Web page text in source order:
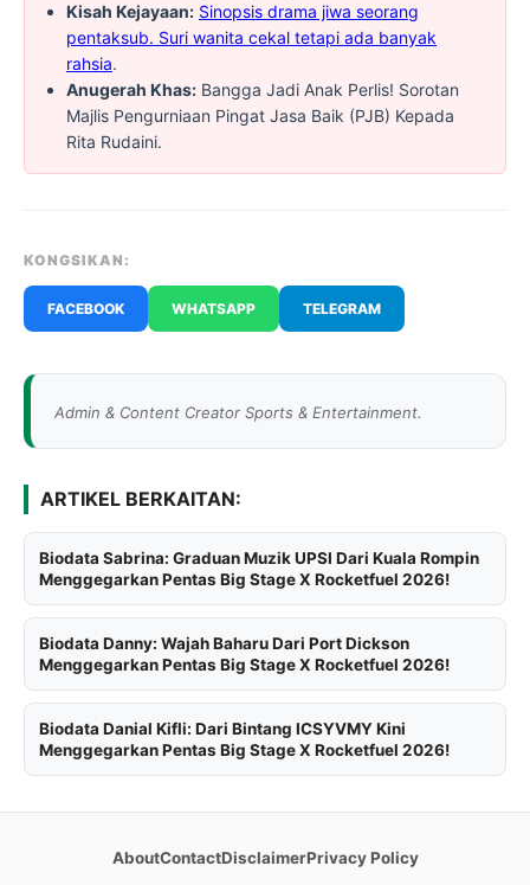
Kisah Kejayaan: Sinopsis drama jiwa seorang
pentaksub. Suri wanita cekal tetapi ada banyak
rahsia.
Anugerah Khas: Bangga Jadi Anak Perlis! Sorotan
Majlis Pengurniaan Pingat Jasa Baik (PJB) Kepada
Rita Rudaini.
KONGSIKAN:
FACEBOOK WHATSAPP TELEGRAM
Admin & Content Creator Sports & Entertainment.
ARTIKEL BERKAITAN:
Biodata Sabrina: Graduan Muzik UPSI Dari Kuala Rompin
Menggegarkan Pentas Big Stage X Rocketfuel 2026!
Biodata Danny: Wajah Baharu Dari Port Dickson
Menggegarkan Pentas Big Stage X Rocketfuel 2026!
Biodata Danial Kifli: Dari Bintang ICSYVMY Kini
Menggegarkan Pentas Big Stage X Rocketfuel 2026!
AboutContactDisclaimerPrivacy Policy